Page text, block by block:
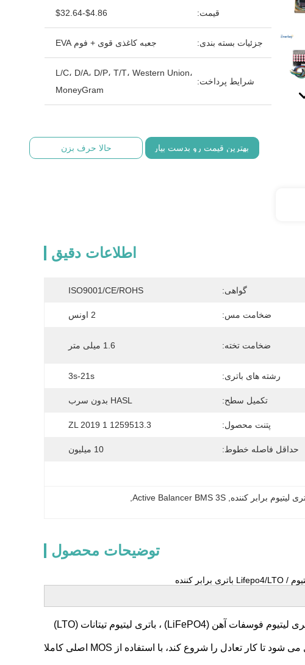
قیمت: $4.86-$32.64
جزئیات بسته بندی: جعبه کاغذی قوی + فوم EVA
شرایط پرداخت:
L/C، D/A، D/P، T/T، Western Union،
MoneyGram
بهترین قیمت رو بدست بیار حالا حرف بزن
اطلاعات دقیق
گواهی: ISO9001/CE/ROHS
ضخامت مس: 2 اونس
ضخامت تخته: 1.6 میلی متر
رشته های باتری: 3s-21s
تکمیل سطح: HASL بدون سرب
پتنت محصول: ZL 2019 1 1259513.3
حداقل فاصله خطوط: 10 میلیون
,
Active Balancer BMS 3S
توضیحات محصول
1.EnerKey 5A Active Balancer برای باتری لیتیوم پلیمر ترنری NCM (Li-ion) ، باتری لیتیوم فوسفات آهن (LiFePO4) ، باتری لیتیوم تیتانات (LTO)
2اصول کار: انتقال بار حمل کننده فلاي کاپ-کاپسیتور، صفحه تعادل به باتری متصل می شود تا کار تعادل را شروع کند، با استفاده از MOS اصلی کاملا